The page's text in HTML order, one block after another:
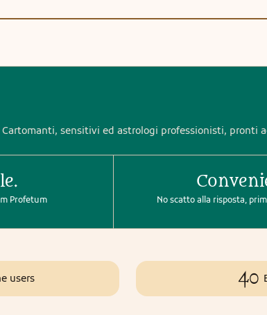
Cartomanti, sensitivi ed astrologi professionisti, pronti
Profetum No scatto alla risposta,
users 40